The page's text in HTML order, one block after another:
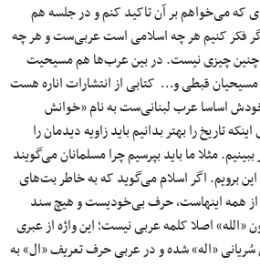
که می‌خواهم بر آن تاکید کنم و در جلسه هم
فکر کنیم هر چه اسلامی است عربی‌ست و هر چه
چیزی نیست. در بین عرب‌ها هم مسیحیت
مسیحیان قبطی و… کتابی از انتشارات اناره هست
خودش اساسا عرب لبنانی‌ست به نام «خوانش
تاریخ را بهتر بدانیم باید زاویه دیدمان را
مثلا ما باید بپرسیم چرا مسلمانان می‌گویند
این برویم. اگر اسلام می‌گوید که به خاطر بت‌های
از همه اینهاست، حرف بی‌خودیست و هیچ سند
«الله» اصلا کلمه عربی نیست؛ این واژه از عبری
سُریانی «اله» شده و در عربی حرف تعریف «ال» به